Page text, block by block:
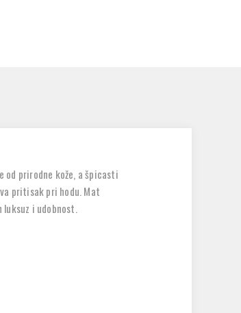
od prirodne kože, a špicasti
pritisak pri hodu. Mat
luksuz i udobnost.